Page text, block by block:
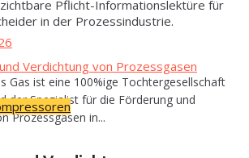
Gas ist eine 100%ige Tochtergesellschaft
der Spezialist für die Förderung und
Prozessgasen in...
Pflicht-Infor­ma­ti­ons­lek­tü­re für
in der Prozessindustrie.